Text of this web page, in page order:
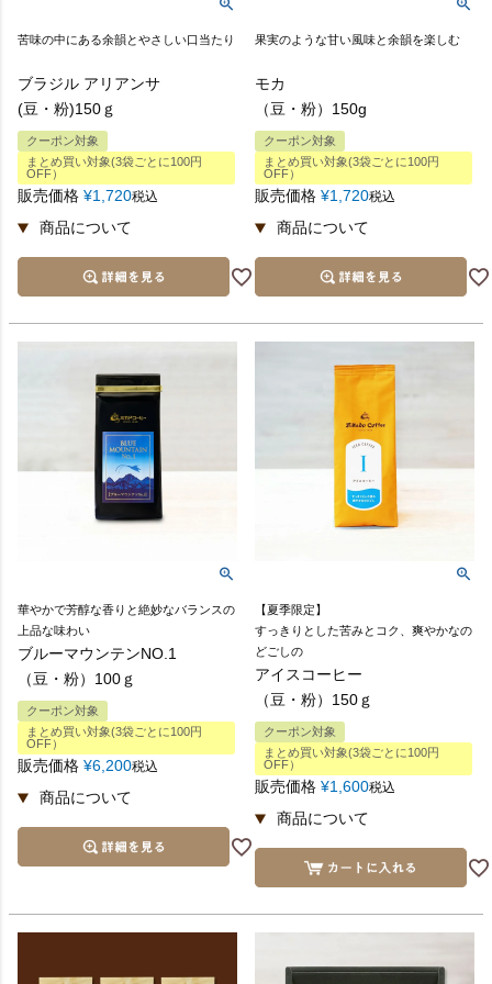
苦味の中にある余韻とやさしい口当たり
ブラジル アリアンサ
(豆・粉)150ｇ
クーポン対象
まとめ買い対象(3袋ごとに100円
OFF）
販売価格 ¥1,720税込
果実のような甘い風味と余韻を楽しむ
モカ
（豆・粉）150g
クーポン対象
まとめ買い対象(3袋ごとに100円
OFF）
販売価格 ¥1,720税込
華やかで芳醇な香りと絶妙なバランスの
上品な味わい
ブルーマウンテンNO.1
（豆・粉）100ｇ
クーポン対象
まとめ買い対象(3袋ごとに100円
OFF）
販売価格 ¥6,200税込
【夏季限定】
すっきりとした苦みとコク、爽やかなの
どごしの
アイスコーヒー
（豆・粉）150ｇ
クーポン対象
まとめ買い対象(3袋ごとに100円
OFF）
販売価格 ¥1,600税込